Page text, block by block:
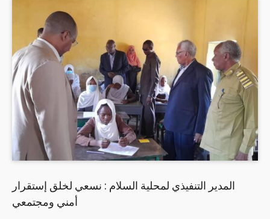
المدير التنفيذي لمحلية السلام : نسعي لخلق إستقرار
أمني ومجتمعي